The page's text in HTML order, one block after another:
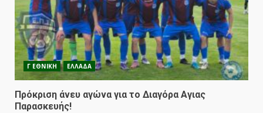
Γ ΕΘΝΙΚΗ ΕΛΛΑΔΑ
Πρόκριση άνευ αγώνα για το Διαγόρα Αγιας
Παρασκευής!